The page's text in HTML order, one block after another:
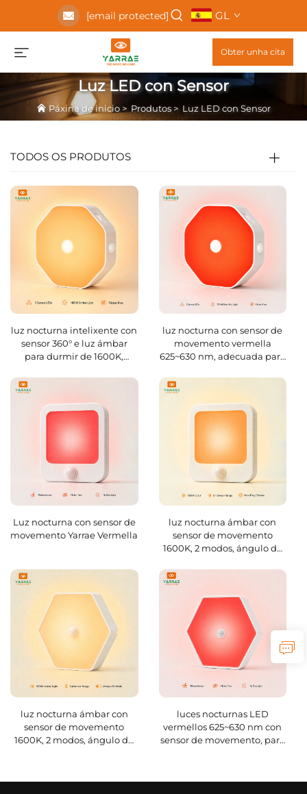
[email protected] GL
Obter unha cita
Luz LED con Sensor
Páxina de inicio > Produtos> Luz LED con Sensor
TODOS OS PRODUTOS
luz nocturna intelixente con
sensor 360° e luz ámbar
para durmir de 1600K,
horas e base magnética
recargable por USB-C
luz nocturna con sensor de
movemento vermella
625~630 nm, adecuada para
dormitorios, salas de estar,
Luz nocturna con sensor de
movemento Yarrae Vermella
luz nocturna ámbar con
sensor de movemento
1600K, 2 modos, ángulo de
magnético e colgable, carga
rápida en 1H para cuarto de
baño e dormitorio
luz nocturna ámbar con
sensor de movemento
1600K, 2 modos, ángulo de
luces nocturnas LED
vermellos 625~630 nm con
sensor de movemento, para